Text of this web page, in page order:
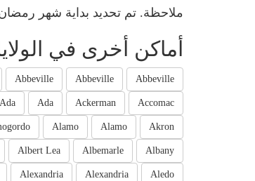
ملاحظة. تم تحديد بداية شهر
أماكن أخرى في
Abbeville
Abbeville
Abbeville
Accomac
Ackerman
Ada
Ada
Akron
Alamo
Alamo
Albany
Albemarle
Albert Lea
Aledo
Alexandria
Alexandria